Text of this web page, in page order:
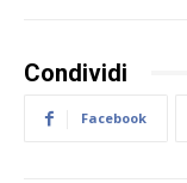
Condividi
Facebook